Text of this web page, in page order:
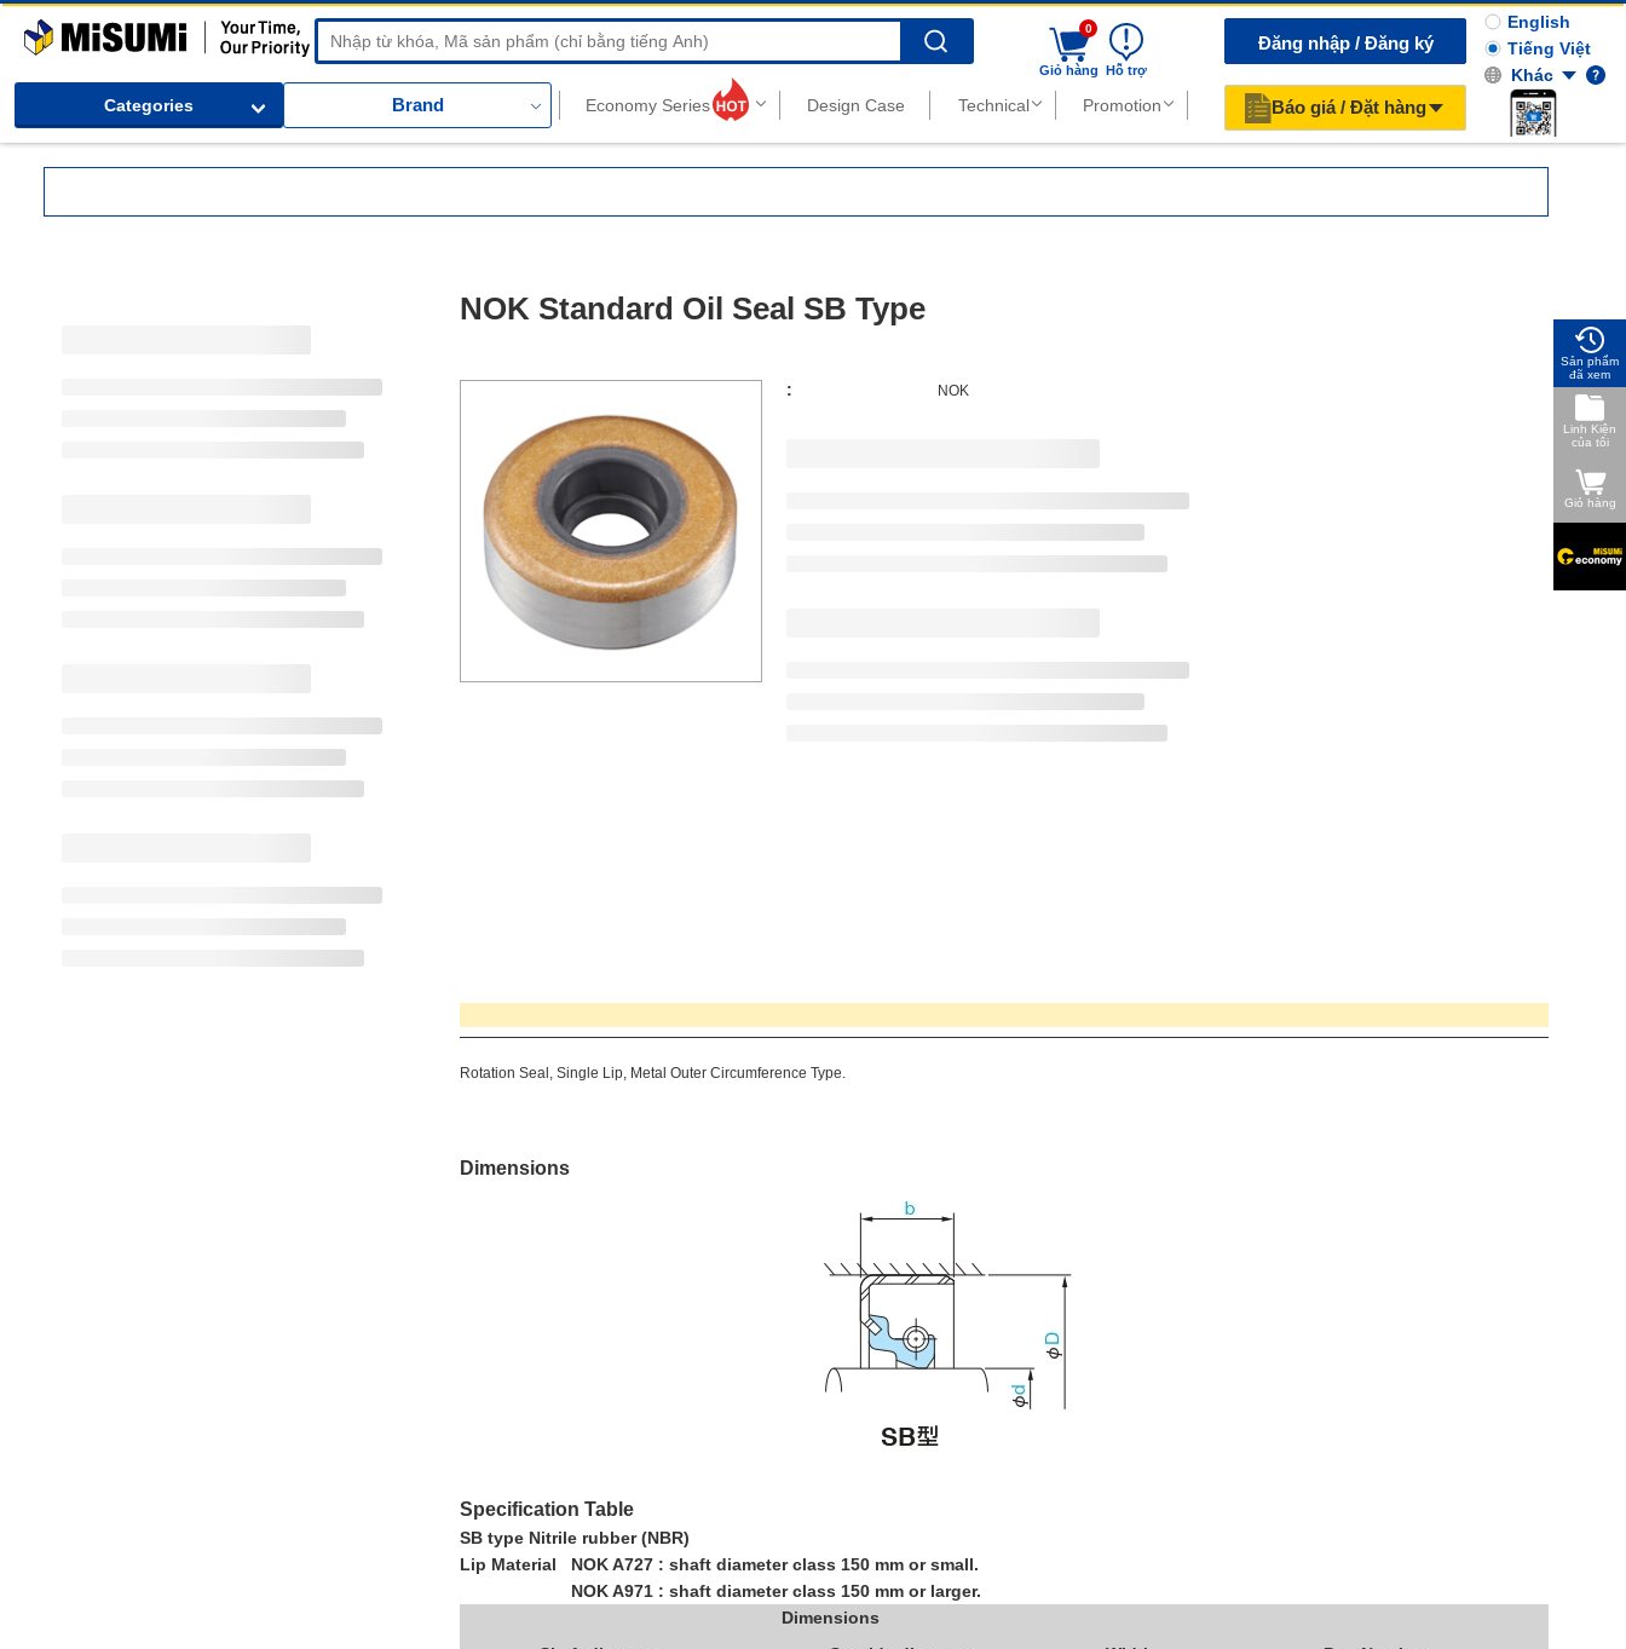
MiSUMi
Search
0
Giỏ hàng Hỗ trợ
Categories Brand
Đăng nhập / Đăng ký
Báo giá / Đặt hàng
English
Tiếng Việt
Khác
NOK Standard Oil Seal SB Type
: NOK
Rotation Seal, Single Lip, Metal Outer Circumference Type.
Dimensions
Specification Table
SB type Nitrile rubber (NBR)
Lip Material NOK A727 : shaft diameter class 150 mm or small.
NOK A971 : shaft diameter class 150 mm or larger.
Dimensions
Sản phẩm
đã xem
Linh Kiện
của tôi
Giỏ hàng